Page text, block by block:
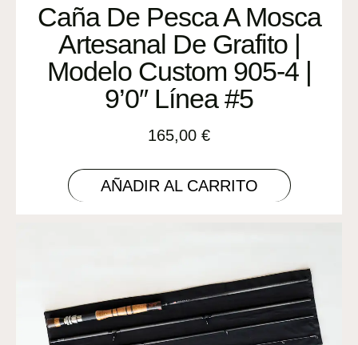
Caña De Pesca A Mosca
Artesanal De Grafito |
Modelo Custom 905-4 |
9’0″ Línea #5
165,00 €
AÑADIR AL CARRITO